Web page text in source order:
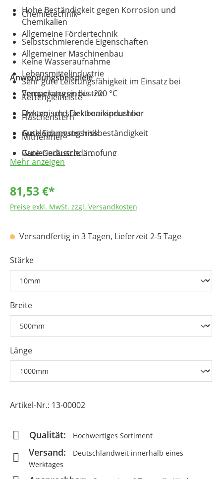
Hohe Beständigkeit gegen Korrosion und
Chemikalien
Selbstschmierende Eigenschaften
Keine Wasseraufnahme
Sehr gute Leistungsfähigkeit im Einsatz bei
Temperaturen bis -200 °C
Dynamisch stark beanspruchbar
Gute Spannungsrissbeständigkeit
Gute Geräuschdämpfung
Chemietechnik
Allgemeine Fördertechnik
Allgemeiner Maschinenbau
Lebensmittelindustrie
Verpackungsindustrie
Elektro- und Elektronikindustrie
Auskleidungstechnik
Papierindustrie
Medizintechnik
Anwendungsbeispiele
Kettengleitleiste
Flaschenstern
Mitnehmer
Transportschnecke
Mehr anzeigen
81,53 €*
Preise exkl. MwSt. zzgl. Versandkosten
Versandfertig in 3 Tagen, Lieferzeit 2-5 Tage
Stärke
Breite
Länge
Artikel-Nr.: 13-00002
Qualität: Hochwertiges Sortiment
Versand:
Deutschlandweit innerhalb eines
Werktages